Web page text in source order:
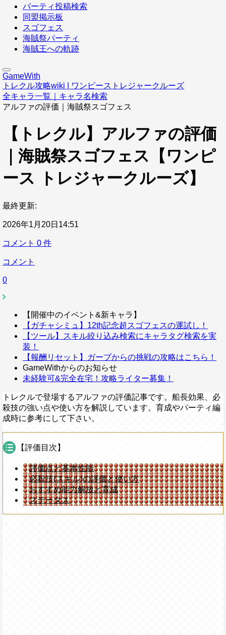
パーティ投稿検索
同盟掲示板
スゴフェス
海賊祭パーティ
海賊王への軌跡
GameWith
トレクル攻略wiki | ワンピーストレジャークルーズ
全キャラ一覧｜キャラ名検索
アルファの評価｜海賊祭スゴフェス
【トレクル】アルファの評価
｜海賊祭スゴフェス【ワンピ
ース トレジャークルーズ】
最終更新:
2026年1月20日14:51
コメント 0 件
コメント
0
【開催中のイベント&新キャラ】
【ガチャシミュ】12th記念超スゴフェスの運試し！
【ツール】スキル絞り込み検索にキャラタグ検索を実
装！
【報酬リセット】ガープからの挑戦の攻略はこちら！
GameWithからのお知らせ
未経験可&完全在宅！攻略ライター募集！
トレクルで登場するアルファの評価記事です。船長効果、必
殺技の強い点や使い方を解説しています。育成やパーティ編
成時に参考にして下さい。
【評価目次】
評価点と基本性能
必殺技(スキル)の評価と使い方
おすすめ能力解放と育成
ステータス